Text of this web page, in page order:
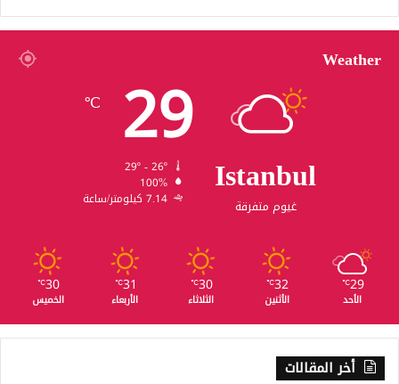
Weather
Istanbul
غيوم متفرقة
29
℃
100%
7.14 كيلومتر/ساعة
29
℃
الأحد
32
℃
الأثنين
30
℃
الثلاثاء
31
℃
الأربعاء
30
℃
الخميس
أخر المقالات